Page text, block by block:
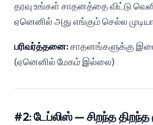
தரவு உங்கள் சாதனத்தை விட்டு
ஏனெனில் அது எங்கும் செல்ல
பரிவர்த்தனை:சாதனங்களுக்கு
(ஏனெனில் மேகம் இல்லை)
#2: டேப்லிஸ் — சிறந்த திறந்த